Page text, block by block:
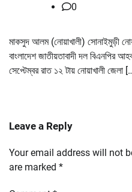
0
মাকসুদ আলম (নোয়াখালী) সোনাইমুড়ী
বাংলাদেশ জাতীয়তাবাদী দল বিএনপির
সেপ্টেম্বর রাত ১২ টায় নোয়াখালী জেলা
Leave a Reply
Your email address will not
are marked *